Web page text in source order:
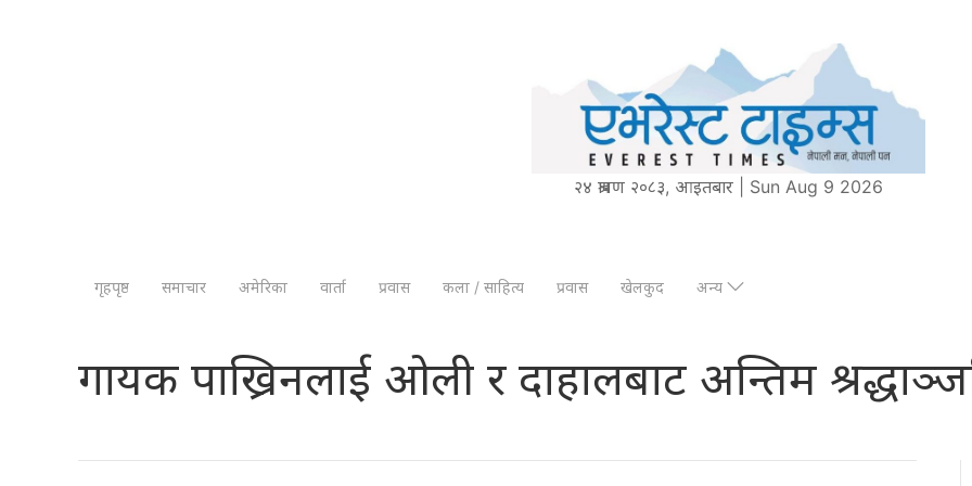
२४ श्रावण २०८३, आइतबार | Sun Aug 9 2026
गृहपृष्ठ समाचार अमेरिका वार्ता प्रवास कला / साहित्य प्रवास खेलकुद अन्य
गायक पाख्रिनलाई ओली र दाहालबाट अन्तिम